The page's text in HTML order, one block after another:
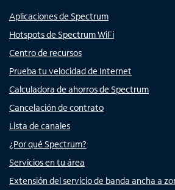
Aplicaciones de Spectrum
Hotspots de Spectrum WiFi
Centro de recursos
Prueba tu velocidad de Internet
Calculadora de ahorros de Spectrum
Cancelación de contrato
Lista de canales
¿Por qué Spectrum?
Servicios en tu área
Extensión del servicio de banda ancha a